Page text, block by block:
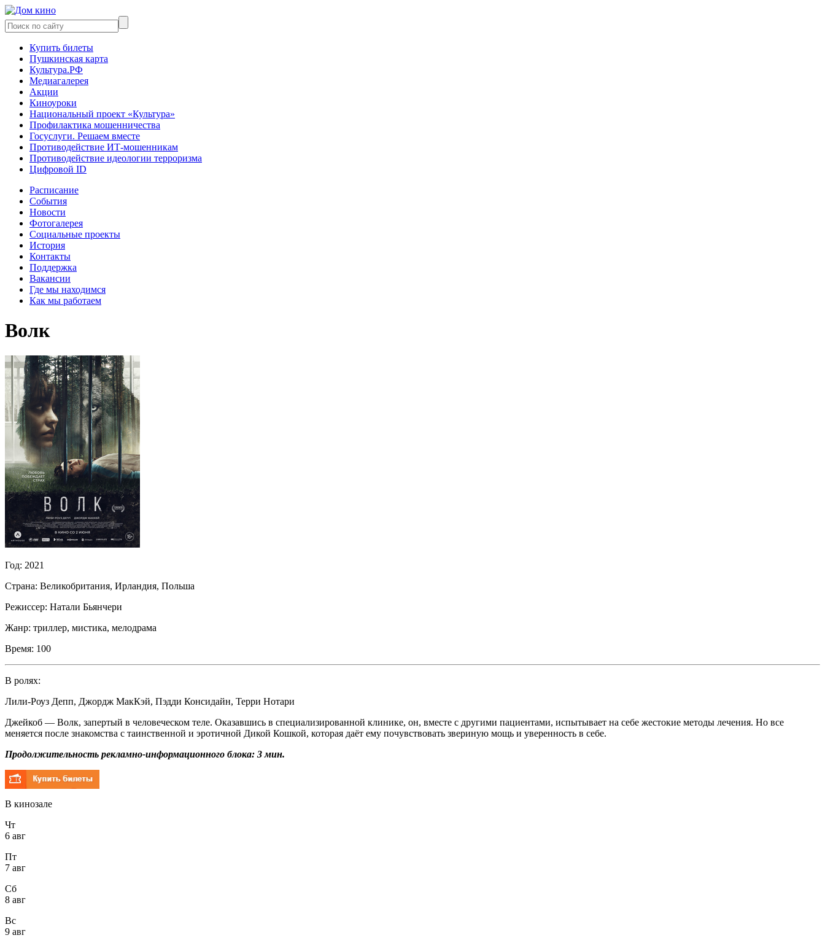
Купить билеты
Пушкинская карта
Культура.РФ
Медиагалерея
Акции
Киноуроки
Национальный проект «Культура»
Профилактика мошенничества
Госуслуги. Решаем вместе
Противодействие ИТ-мошенникам
Противодействие идеологии терроризма
Цифровой ID
Расписание
События
Новости
Фотогалерея
Социальные проекты
История
Контакты
Поддержка
Вакансии
Где мы находимся
Как мы работаем
Волк
Год: 2021
Страна: Великобритания, Ирландия, Польша
Режиссер: Натали Бьянчери
Жанр: триллер, мистика, мелодрама
Время: 100
В ролях:
Лили-Роуз Депп, Джордж МакКэй, Пэдди Консидайн, Терри Нотари
Джейкоб — Волк, запертый в человеческом теле. Оказавшись в специализированной клинике, он, вместе с другими пациентами, испытывает на себе жестокие методы лечения. Но все
меняется после знакомства с таинственной и эротичной Дикой Кошкой, которая даёт ему почувствовать звериную мощь и уверенность в себе.
Продолжительность рекламно-информационного блока: 3 мин.
В кинозале
Чт
6 авг
Пт
7 авг
Сб
8 авг
Вс
9 авг